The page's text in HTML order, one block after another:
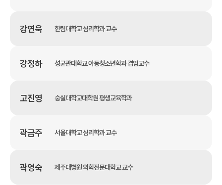
강연욱 한림대학교 심리학과 교수
강정하 성균관대학교 아동청소년학과 겸임교수
고진영 숭실대학교대학원 평생교육학과
곽금주 서울대학교 심리학과 교수
곽영숙 제주대병원 의학전문대학교 교수